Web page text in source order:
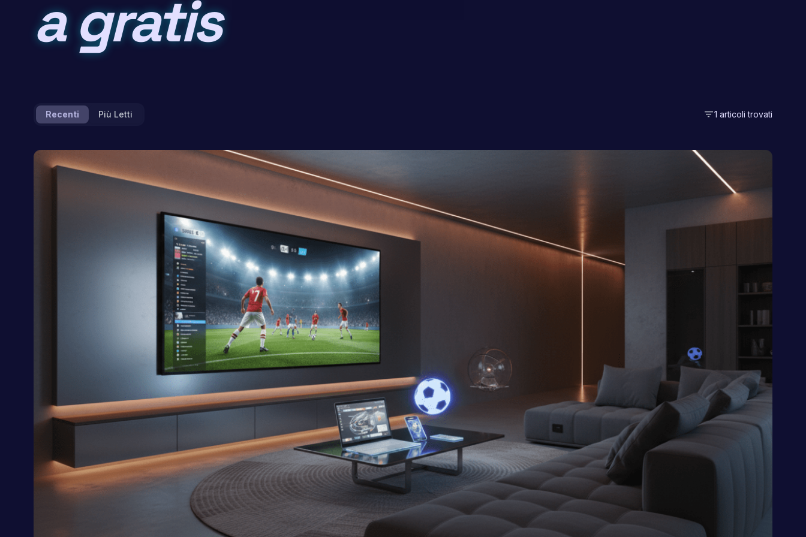
a gratis
Recenti Più Letti filter_list1 articoli trovati